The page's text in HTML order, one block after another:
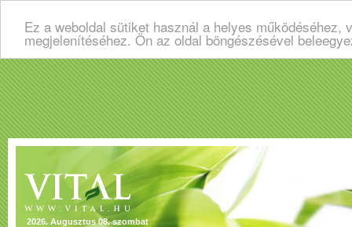
Ez a weboldal sütiket használ a helyes
megjelenítéséhez. Ön az oldal böngészésével
2026. Augusztus 08. szombat